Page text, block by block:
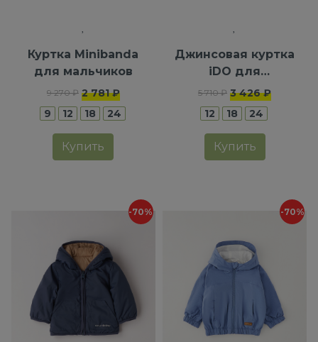
Куртка Minibanda
для мальчиков
9 270 ₽ 2 781 ₽
9
12 18 24
Купить
Джинсовая куртка
iDO для
мальчиков
5 710 ₽ 3 426 ₽
12
18 24
Купить
-70% -70%